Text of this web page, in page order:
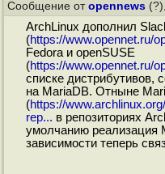
Сообщение от opennews
ArchLinux дополнил
(https://www.opennet.ru/
Fedora и openSUSE
(https://www.opennet.ru/
списке дистрибутивов,
на MariaDB. Отныне
(https://
rep... в репозиториях
умолчанию
зависимости теперь